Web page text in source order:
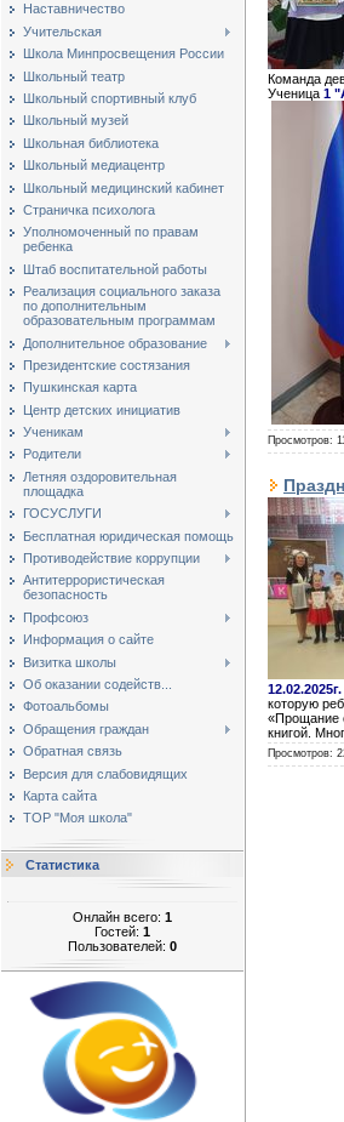
Наставничество
Учительская
Школа Минпросвещения России
Школьный театр
Школьный спортивный клуб
Школьный музей
Школьная библиотека
Школьный медиацентр
Школьный медицинский кабинет
Страничка психолога
Уполномоченный по правам
ребенка
Штаб воспитательной работы
Реализация социального заказа
по дополнительным
образовательным программам
Дополнительное образование
Президентские состязания
Пушкинская карта
Центр детских инициатив
Ученикам
Родители
Летняя оздоровительная
площадка
ГОСУСЛУГИ
Бесплатная юридическая помощь
Противодействие коррупции
Антитеррористическая
безопасность
Профсоюз
Информация о сайте
Визитка школы
Об оказании содейств...
Фотоальбомы
Обращения граждан
Обратная связь
Версия для слабовидящих
Карта сайта
ТОР "Моя школа"
Статистика
Онлайн всего: 1
Гостей: 1
Пользователей: 0
Команда
Ученица 1
Просмотров:
12.02.2025г.
которую
«Прощание
книгой.
Просмотров: